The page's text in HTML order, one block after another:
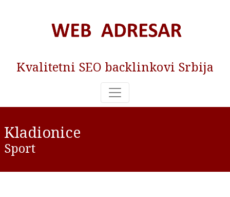
Kvalitetni SEO backlinkovi Srbija
Kladionice
Sport